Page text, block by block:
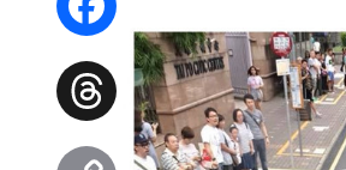
Facebook
Threads